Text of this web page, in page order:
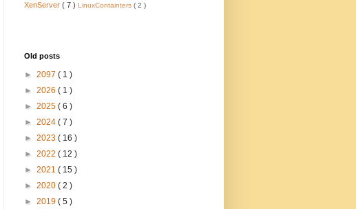
XenServer ( 7 ) LinuxContainters ( 2 )
Old posts
► 2097 ( 1 )
► 2026 ( 1 )
► 2025 ( 6 )
► 2024 ( 7 )
► 2023 ( 16 )
► 2022 ( 12 )
► 2021 ( 15 )
► 2020 ( 2 )
► 2019 ( 5 )